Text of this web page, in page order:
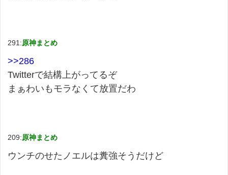
291:原神まとめ
>>286
Twitterで結構上がってるぞ
まぁわいもモラなくて放置だわ
209:原神まとめ
ウンチのせたノエルは糞強そうだけど